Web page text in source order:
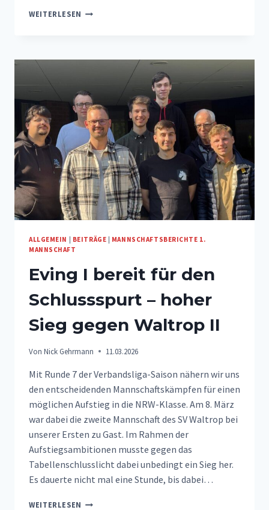
WEITERLESEN ALLES
I
SPITZENDUELL
GEGEN
DEN
SV
BÖNEN
ALLGEMEIN BEITRÄGE
MANNSCHAFTSBERICHTE 1.
MANNSCHAFT
Eving I bereit für den
Schlussspurt – hoher
Sieg gegen Waltrop II
Von Nick Gehrmann 11.03.2026
Mit Runde 7 der Verbandsliga-Saison nähern wir uns
den entscheidenden Mannschaftskämpfen für einen
möglichen Aufstieg in die NRW-Klasse. Am 8. März
war dabei die zweite Mannschaft des SV Waltrop bei
unserer Ersten zu Gast. Im Rahmen der
Aufstiegsambitionen musste gegen das
Tabellenschlusslicht dabei unbedingt ein Sieg her.
Es dauerte nicht mal eine Stunde, bis dabei…
WEITERLESEN EVING